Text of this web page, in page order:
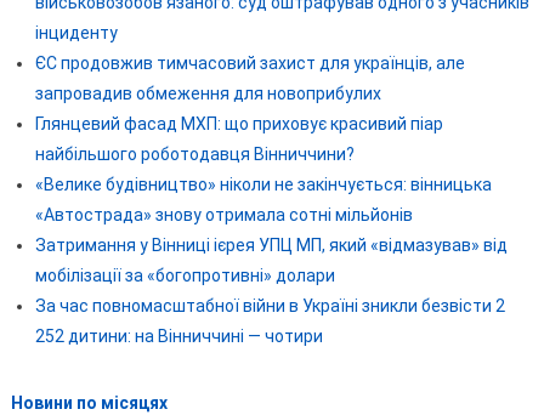
інциденту
ЄС продовжив тимчасовий захист для українців, але
запровадив обмеження для новоприбулих
Глянцевий фасад МХП: що приховує красивий піар
найбільшого роботодавця Вінниччини?
«Велике будівництво» ніколи не закінчується: вінницька
«Автострада» знову отримала сотні мільйонів
Затримання у Вінниці ієрея УПЦ МП, який «відмазував» від
мобілізації за «богопротивні» долари
За час повномасштабної війни в Україні зникли безвісти 2
252 дитини: на Вінниччині — чотири
Новини по місяцях